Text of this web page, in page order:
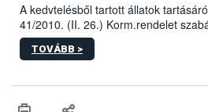
A kedvtelésből tartott állatok
41/2010. (II. 26.) Korm.rendelet
sérülés, illetve ennek veszélye
hatósági feladatokat, valamint a
vonni az ebek viselkedésének
TOVÁBB >